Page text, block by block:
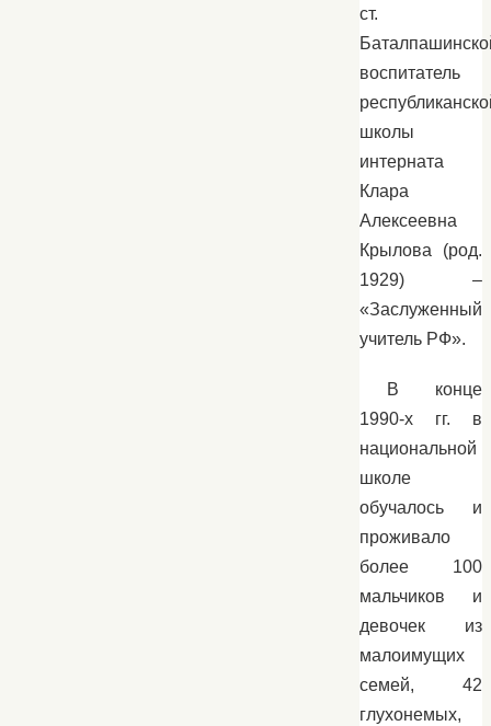
ст.
воспитатель
школы
интерната
Клара
Алексеевна
Крылова (род.
1929) –
«Заслуженный
учитель РФ».
В конце
1990-х гг. в
национальной
школе
обучалось и
проживало
более 100
мальчиков и
девочек из
малоимущих
семей, 42
глухонемых,